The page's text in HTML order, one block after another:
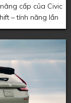
cấp của Civic
– tính năng lần
Prelude thế hệ